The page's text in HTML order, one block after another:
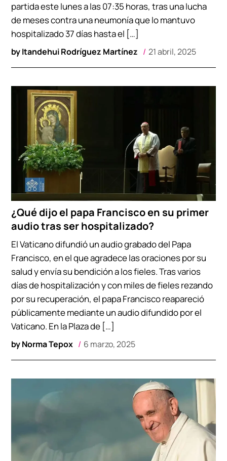
byItandehui Rodríguez Martínez 21 abril, 2025
partida este lunes a las 07:35 horas, tras una lucha
de meses contra una neumonía que lo mantuvo
hospitalizado 37 días hasta el […]
¿Qué dijo el papa Francisco en su primer
audio tras ser hospitalizado?
byNorma Tepox 6 marzo, 2025
El Vaticano difundió un audio grabado del Papa
Francisco, en el que agradece las oraciones por su
salud y envía su bendición a los fieles. Tras varios
días de hospitalización y con miles de fieles rezando
por su recuperación, el papa Francisco reapareció
públicamente mediante un audio difundido por el
Vaticano. En la Plaza de […]